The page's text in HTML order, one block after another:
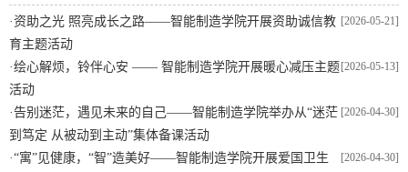
[2026-05-21]
·资助之光 照亮成长之路——智能制造学院开展资助诚信教
育主题活动
[2026-05-13]
·绘心解烦，铃伴心安 —— 智能制造学院开展暖心减压主题
活动
[2026-04-30]
·告别迷茫，遇见未来的自己——智能制造学院举办从“迷茫
到笃定 从被动到主动”集体备课活动
[2026-04-30]
·“寓”见健康，“智”造美好——智能制造学院开展爱国卫生